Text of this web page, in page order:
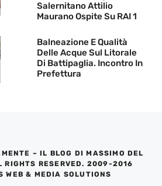
Salernitano Attilio
Maurano Ospite Su RAI 1
Balneazione E Qualità
Delle Acque Sul Litorale
Di Battipaglia. Incontro In
Prefettura
– IL BLOG DI MASSIMO DEL
RESERVED. 2009-2016
WEB & MEDIA SOLUTIONS